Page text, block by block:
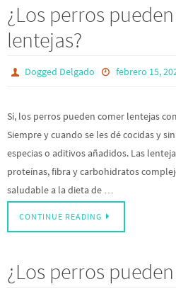
¿Los perros
lentejas?
Dogged Delgado febrero 15,
Sí, los perros pueden comer lentejas
Siempre y cuando se les dé cocidas y
especias o aditivos añadidos. Las
proteínas, fibra y carbohidratos
saludable a la dieta de …
CONTINUE READING
¿Los perros